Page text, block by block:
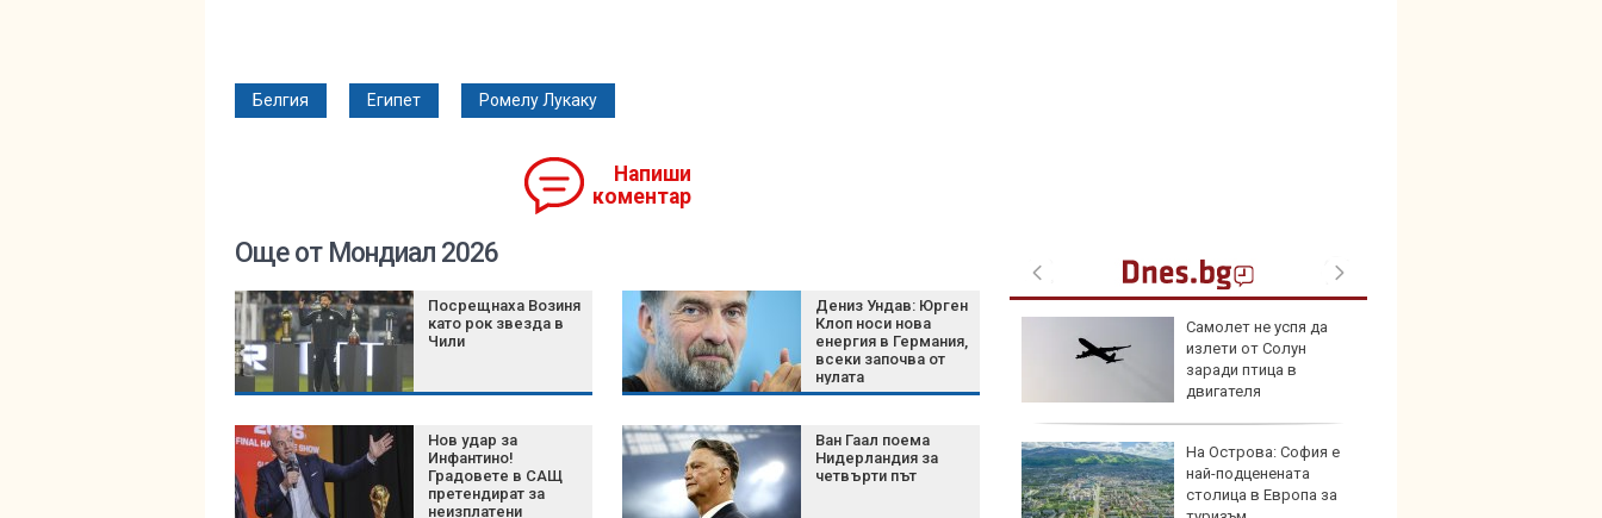
Белгия Египет Ромелу Лукаку
Напиши
коментар
Още от Мондиал 2026
Посрещнаха Возиня
като рок звезда в
Чили
Дениз Ундав: Юрген
Клоп носи нова
енергия в Германия,
всеки започва от
нулата
Нов удар за
Инфантино!
Градовете в САЩ
претендират за
неизплатени
Ван Гаал поема
Нидерландия за
четвърти път
Експерт: Печалбата,
която реализира АЕЦ
"Козлодуй", е обидно
ниска
МВнР предупреди
българите: Не
Самолет не успя да
излети от Солун
заради птица в
двигателя
На Острова: София е
най-подценената
столица в Европа за